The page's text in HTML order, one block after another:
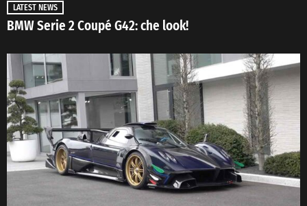
LATEST NEWS
BMW Serie 2 Coupé G42: che look!